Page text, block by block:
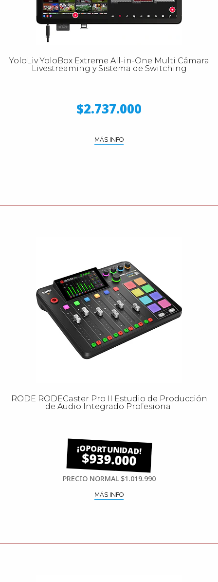
YoloLiv YoloBox Extreme All-in-One Multi Cámara
Livestreaming y Sistema de Switching
$2.737.000
MÁS INFO
RODE RODECaster Pro II Estudio de Producción
de Audio Integrado Profesional
$939.000
PRECIO NORMAL$1.019.990
MÁS INFO